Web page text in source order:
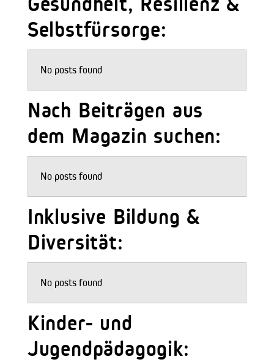
Selbstfürsorge:
No posts found
Nach Beiträgen aus
dem Magazin suchen:
No posts found
Inklusive Bildung &
Diversität:
No posts found
Kinder- und
Jugendpädagogik: